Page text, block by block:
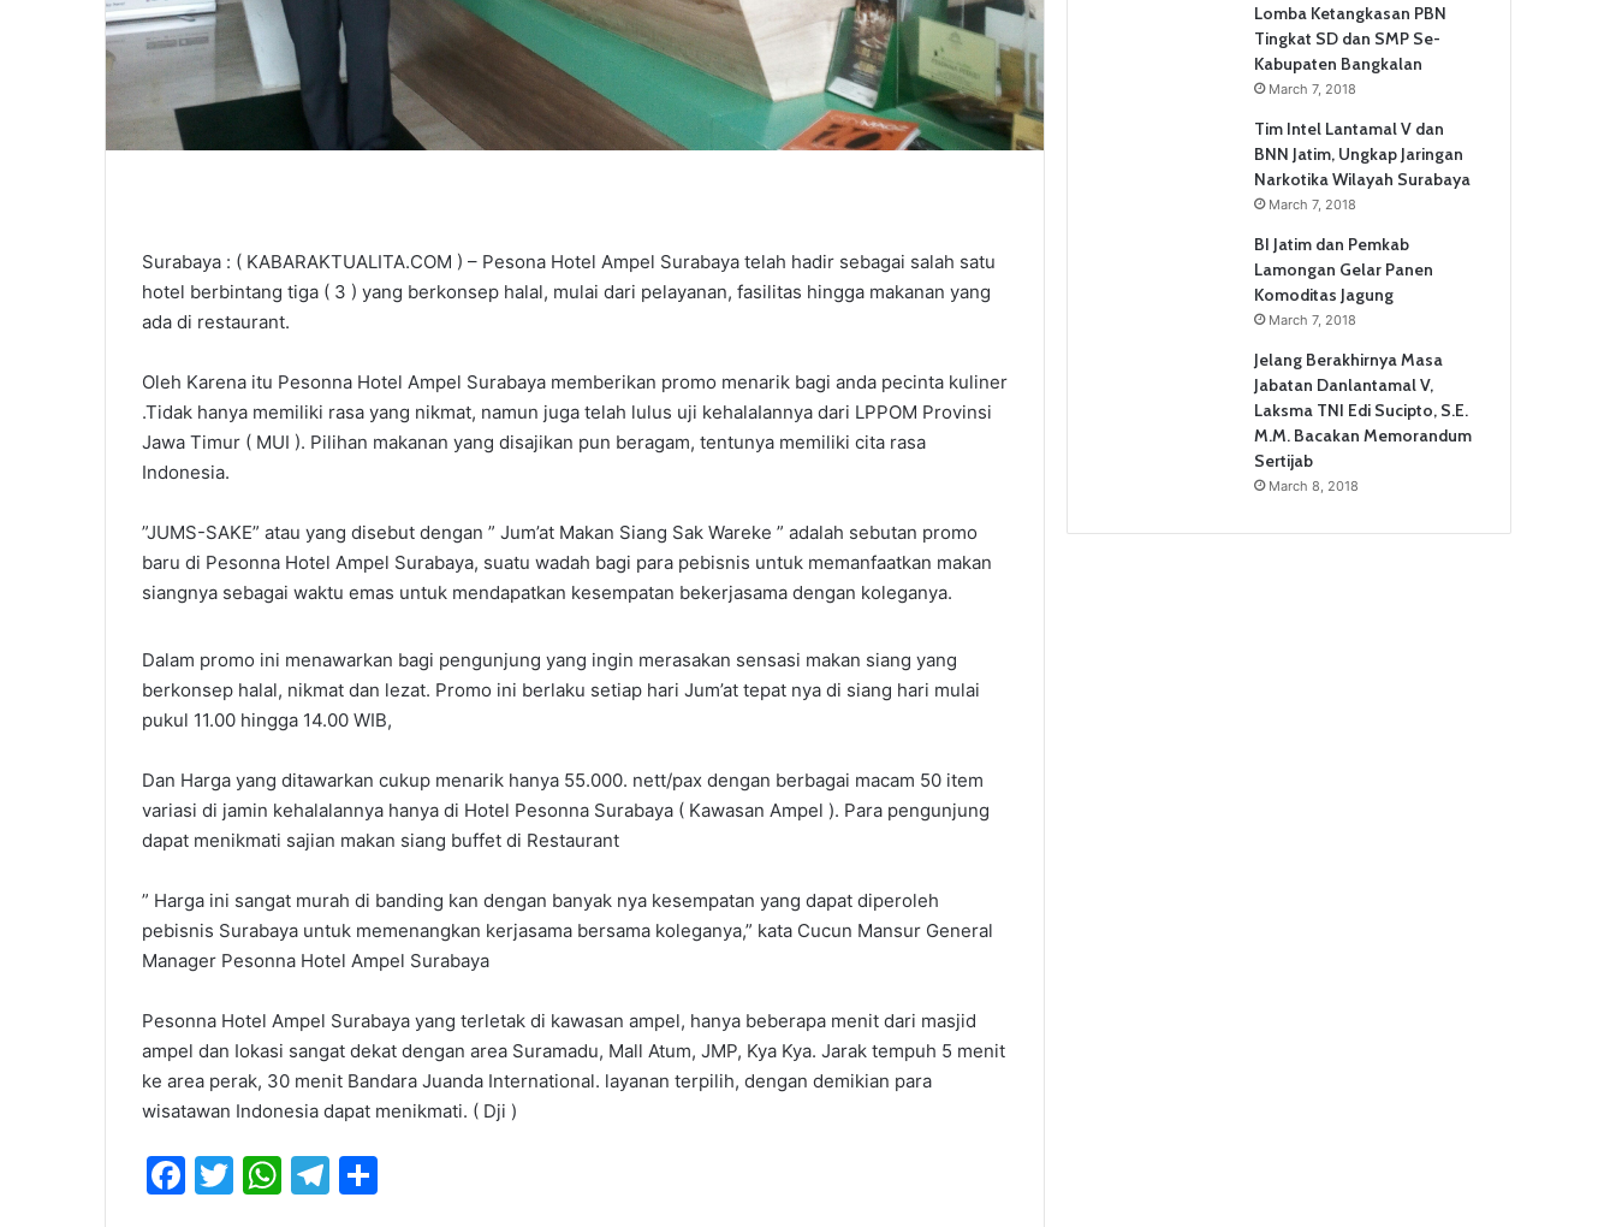
Surabaya : ( KABARAKTUALITA.COM ) – Pesona Hotel Ampel Surabaya telah hadir sebagai salah satu
hotel berbintang tiga ( 3 ) yang berkonsep halal, mulai dari pelayanan, fasilitas hingga makanan yang
ada di restaurant.
Oleh Karena itu Pesonna Hotel Ampel Surabaya memberikan promo menarik bagi anda pecinta kuliner
.Tidak hanya memiliki rasa yang nikmat, namun juga telah lulus uji kehalaIannya dari LPPOM Provinsi
Jawa Timur ( MUI ). Pilihan makanan yang disajikan pun beragam, tentunya memiliki cita rasa
Indonesia.
”JUMS-SAKE” atau yang disebut dengan ” Jum’at Makan Siang Sak Wareke ” adalah sebutan promo
baru di Pesonna Hotel Ampel Surabaya, suatu wadah bagi para pebisnis untuk memanfaatkan makan
siangnya sebagai waktu emas untuk mendapatkan kesempatan bekerjasama dengan koleganya.
Dalam promo ini menawarkan bagi pengunjung yang ingin merasakan sensasi makan siang yang
berkonsep halal, nikmat dan lezat. Promo ini berlaku setiap hari Jum’at tepat nya di siang hari mulai
pukul 11.00 hingga 14.00 WIB,
Dan Harga yang ditawarkan cukup menarik hanya 55.000. nett/pax dengan berbagai macam 50 item
variasi di jamin kehalalannya hanya di Hotel Pesonna Surabaya ( Kawasan Ampel ). Para pengunjung
dapat menikmati sajian makan siang buffet di Restaurant
” Harga ini sangat murah di banding kan dengan banyak nya kesempatan yang dapat diperoleh
pebisnis Surabaya untuk memenangkan kerjasama bersama koleganya,” kata Cucun Mansur General
Manager Pesonna Hotel Ampel Surabaya
Pesonna Hotel Ampel Surabaya yang terletak di kawasan ampel, hanya beberapa menit dari masjid
ampel dan Iokasi sangat dekat dengan area Suramadu, Mall Atum, JMP, Kya Kya. Jarak tempuh 5 menit
ke area perak, 30 menit Bandara Juanda International. layanan terpilih, dengan demikian para
wisatawan Indonesia dapat menikmati. ( Dji )
F
T
W T
Lomba Ketangkasan PBN
Tingkat SD dan SMP Se-
Kabupaten Bangkalan
March 7, 2018
Tim Intel Lantamal V dan
BNN Jatim, Ungkap Jaringan
Narkotika Wilayah Surabaya
March 7, 2018
BI Jatim dan Pemkab
Lamongan Gelar Panen
Komoditas Jagung
March 7, 2018
Jelang Berakhirnya Masa
Jabatan Danlantamal V,
Laksma TNI Edi Sucipto, S.E.
M.M. Bacakan Memorandum
Sertijab
March 8, 2018